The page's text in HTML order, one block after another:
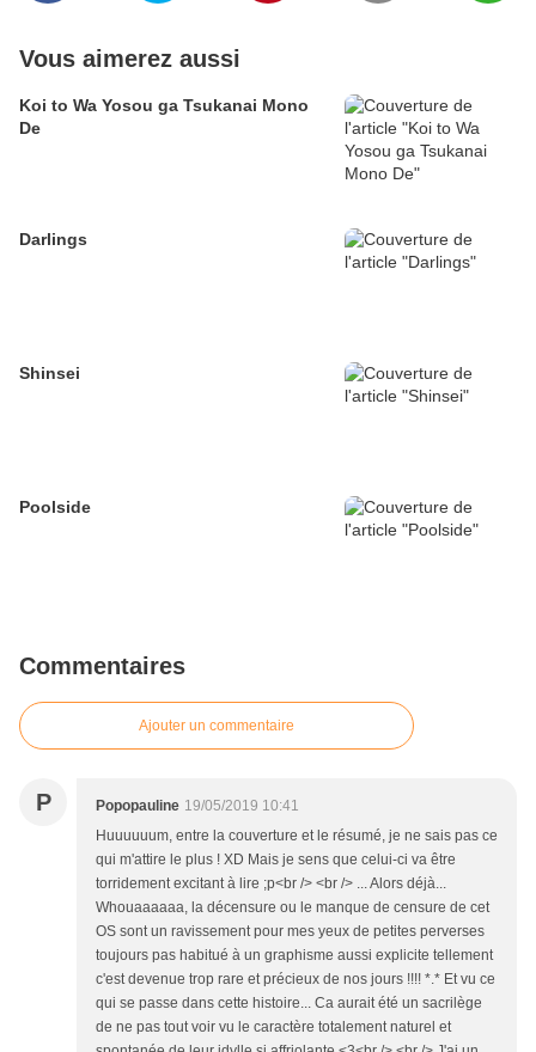
Vous aimerez aussi
Koi to Wa Yosou ga Tsukanai Mono
De
Darlings
Shinsei
Poolside
Commentaires
Ajouter un commentaire
P Popopauline 19/05/2019 10:41
Huuuuuum, entre la couverture et le résumé, je ne sais pas ce
qui m'attire le plus ! XD Mais je sens que celui-ci va être
torridement excitant à lire ;p<br /> <br /> ... Alors déjà...
Whouaaaaaa, la décensure ou le manque de censure de cet
OS sont un ravissement pour mes yeux de petites perverses
toujours pas habitué à un graphisme aussi explicite tellement
c'est devenue trop rare et précieux de nos jours !!!! *.* Et vu ce
qui se passe dans cette histoire... Ca aurait été un sacrilège
de ne pas tout voir vu le caractère totalement naturel et